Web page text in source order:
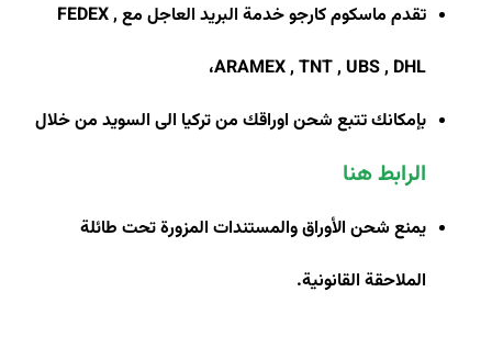
تقدم ماسكوم كارجو خدمة البريد العاجل مع FEDEX ,
ARAMEX , TNT , UBS , DHL،
بإمكانك تتبع شحن اوراقك من تركيا الى السويد من خلال
الرابط هنا
يمنع شحن الأوراق والمستندات المزورة تحت طائلة
الملاحقة القانونية.